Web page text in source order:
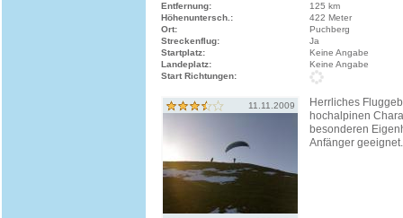
Entfernung:
125 km
Höhenuntersch.:
422 Meter
Ort:
Puchberg
Streckenflug:
Ja
Startplatz:
Keine Angabe
Landeplatz:
Keine Angabe
Start Richtungen:
11.11.2009
Herrliches
hochalpinen
besonderen
Anfänger geeignet.